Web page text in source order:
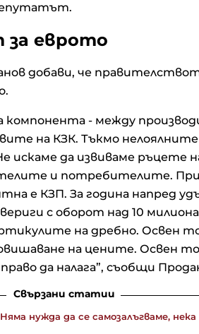
за еврото
добави, че
компонента - между
на КЗК. Тъкмо
искаме да извиваме ръцете
и потребителите.
е КЗП. За година напред
с оборот над 10
на дребно. Освен
на цените. Освен
да налага”, съобщи
Свързани статии
нужда да се самозалъгваме,